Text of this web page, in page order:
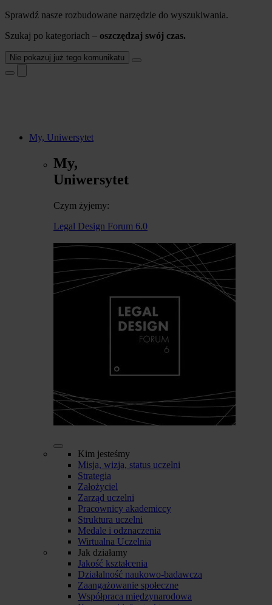
Sprawdź nasze rozbudowane narzędzie do wyszukiwania.
Szukaj po kategoriach – oszczędzaj swój czas.
Nie pokazuj już tego komunikatu
My, Uniwersytet
My,
Uniwersytet
Czym żyjemy:
Legal Design Forum 6.0
Kim jesteśmy
Misja, wizja, status uczelni
Strategia
Założyciel
Zarząd uczelni
Pracownicy akademiccy
Struktura uczelni
Medale i odznaczenia
Wirtualna Uczelnia
Jak działamy
Jakość kształcenia
Działalność naukowo-badawcza
Zaangażowanie społeczne
Współpraca międzynarodowa